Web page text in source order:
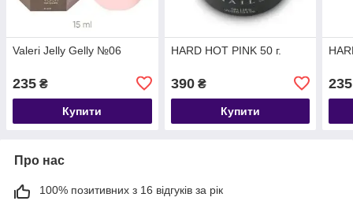
Valeri Jelly Gelly №06
235 ₴
Купити
HARD HOT PINK 50 г.
390₴
Купити
235
Про нас
100% позитивних з 16 відгуків за рік